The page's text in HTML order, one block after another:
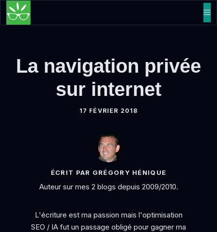
Aller
La navigation privée
sur internet
17 FÉVRIER 2018
ÉCRIT PAR GRÉGORY HÉNIQUE
Auteur sur mes 2 blogs depuis 2009/2010.
L'écriture est ma passion mais l'optimisation
SEO / IA fut un passage obligé pour gagner ma